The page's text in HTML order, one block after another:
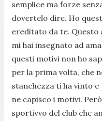
semplice ma forze
dovertelo dire. Ho
ereditato da te.
mi hai insegnato ad
questi motivi non ho
per la prima volta, che
stanchezza ti ha vinto
ne capisco i motivi.
sportivvo del club che